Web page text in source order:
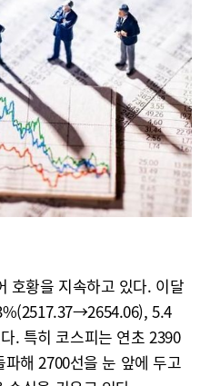
호황을 지속하고 있다. 이달
5.4
. 특히 코스피는 연초 2390
해 2700선을 눈 앞에 두고